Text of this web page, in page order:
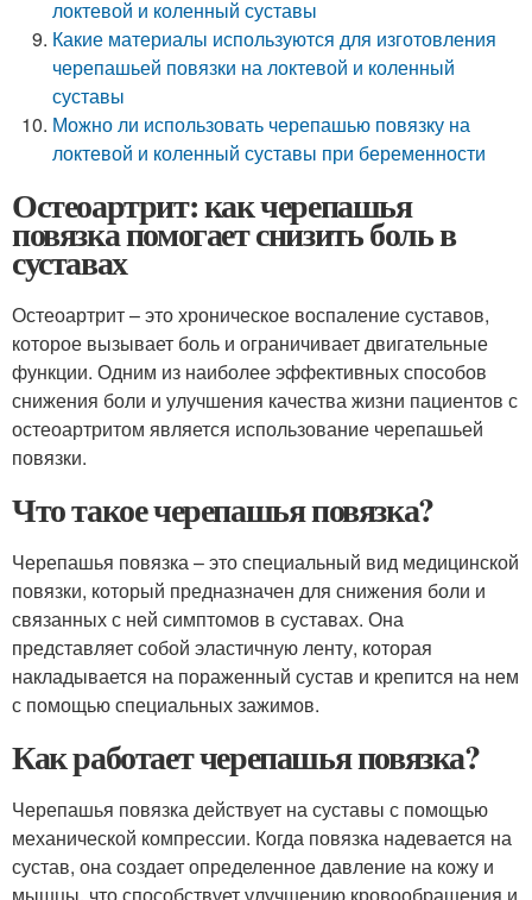
локтевой и коленный суставы
Какие материалы используются для изготовления
черепашьей повязки на локтевой и коленный
суставы
Можно ли использовать черепашью повязку на
локтевой и коленный суставы при беременности
Остеоартрит: как черепашья
повязка помогает снизить боль в
суставах
Остеоартрит – это хроническое воспаление суставов,
которое вызывает боль и ограничивает двигательные
функции. Одним из наиболее эффективных способов
снижения боли и улучшения качества жизни пациентов с
остеоартритом является использование черепашьей
повязки.
Что такое черепашья повязка?
Черепашья повязка – это специальный вид медицинской
повязки, который предназначен для снижения боли и
связанных с ней симптомов в суставах. Она
представляет собой эластичную ленту, которая
накладывается на пораженный сустав и крепится на нем
с помощью специальных зажимов.
Как работает черепашья повязка?
Черепашья повязка действует на суставы с помощью
механической компрессии. Когда повязка надевается на
сустав, она создает определенное давление на кожу и